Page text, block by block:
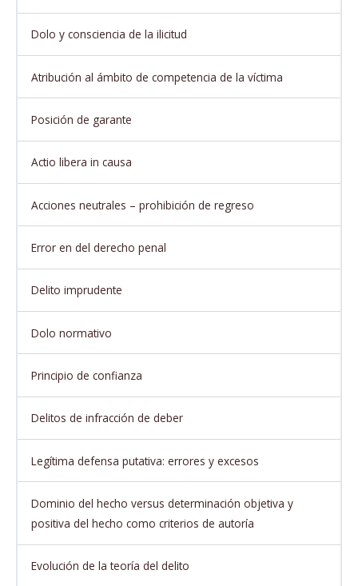
Dolo y consciencia de la ilicitud
Atribución al ámbito de competencia de la víctima
Posición de garante
Actio libera in causa
Acciones neutrales – prohibición de regreso
Error en del derecho penal
Delito imprudente
Dolo normativo
Principio de confianza
Delitos de infracción de deber
Legítima defensa putativa: errores y excesos
Dominio del hecho versus determinación objetiva y
positiva del hecho como criterios de autoría
Evolución de la teoría del delito